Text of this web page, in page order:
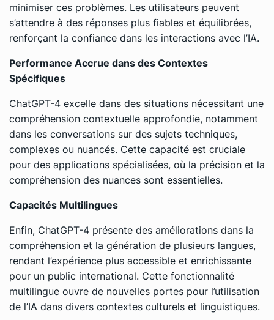
minimiser ces problèmes. Les utilisateurs peuvent
s’attendre à des réponses plus fiables et équilibrées,
renforçant la confiance dans les interactions avec l’IA.
Performance Accrue dans des Contextes
Spécifiques
ChatGPT-4 excelle dans des situations nécessitant une
compréhension contextuelle approfondie, notamment
dans les conversations sur des sujets techniques,
complexes ou nuancés. Cette capacité est cruciale
pour des applications spécialisées, où la précision et la
compréhension des nuances sont essentielles.
Capacités Multilingues
Enfin, ChatGPT-4 présente des améliorations dans la
compréhension et la génération de plusieurs langues,
rendant l’expérience plus accessible et enrichissante
pour un public international. Cette fonctionnalité
multilingue ouvre de nouvelles portes pour l’utilisation
de l’IA dans divers contextes culturels et linguistiques.